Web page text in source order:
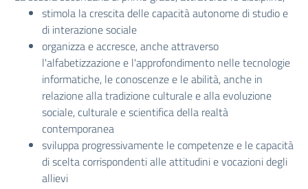
stimola la crescita delle capacità autonome di studio e
di interazione sociale
organizza e accresce, anche attraverso
l'alfabetizzazione e l'approfondimento nelle tecnologie
informatiche, le conoscenze e le abilità, anche in
relazione alla tradizione culturale e alla evoluzione
sociale, culturale e scientifica della realtà
contemporanea
sviluppa progressivamente le competenze e le capacità
di scelta corrispondenti alle attitudini e vocazioni degli
allievi